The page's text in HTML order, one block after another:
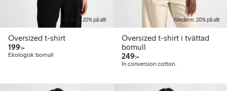
Medlem: 20% på allt
Oversized t-shirt
199:-199,00 kr
Ekologisk bomull
Medlem: 20% på allt
Oversized t-shirt i tvättad
bomull
249:-249,00 kr
In conversion cotton